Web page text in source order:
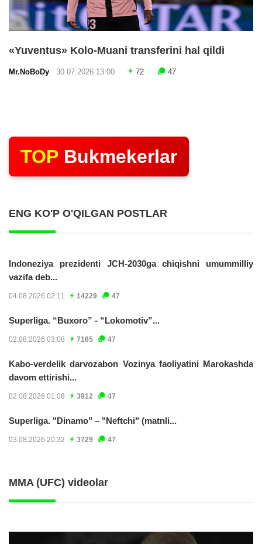
«Yuventus» Kolo-Muani transferini hal qildi
Mr.NoBoDy 30.07.2026 13:00 72 47
TOP Bukmekerlar
ENG KO'P O'QILGAN POSTLAR
Indoneziya prezidenti JCH-2030ga chiqishni umummilliy
vazifa deb...
04.08.2026 02:11 14229 47
Superliga. “Buxoro” - “Lokomotiv”...
02.08.2026 03:08 7165 47
Kabo-verdelik darvozabon Vozinya faoliyatini Marokashda
davom ettirishi...
02.08.2026 01:08 3912 47
Superliga. "Dinamo" – "Neftchi" (matnli...
03.08.2026 20:32 3729 47
MMA (UFC) videolar